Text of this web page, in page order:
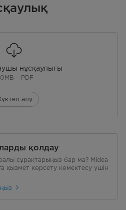
нұсқаулығы
– PDF
алу
қолдау
сұрақтарыңыз бар ма? Midea
қызмет көрсету көмектесу үшін